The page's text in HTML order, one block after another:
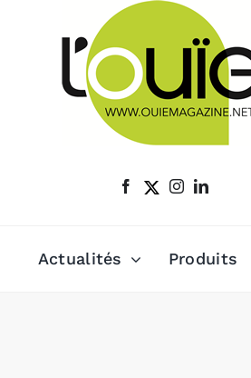
Actualités Produits